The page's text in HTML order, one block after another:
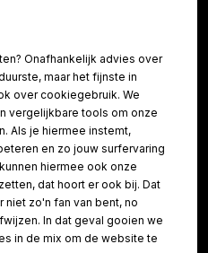
Onafhankelijk advies over
maar het fijnste in
over cookiegebruik. We
vergelijkbare tools om onze
Als je hiermee instemt,
en zo jouw surfervaring
hiermee ook onze
dat hoort er ook bij. Dat
niet zo'n fan van bent, no
In dat geval gooien we
in de mix om de website te